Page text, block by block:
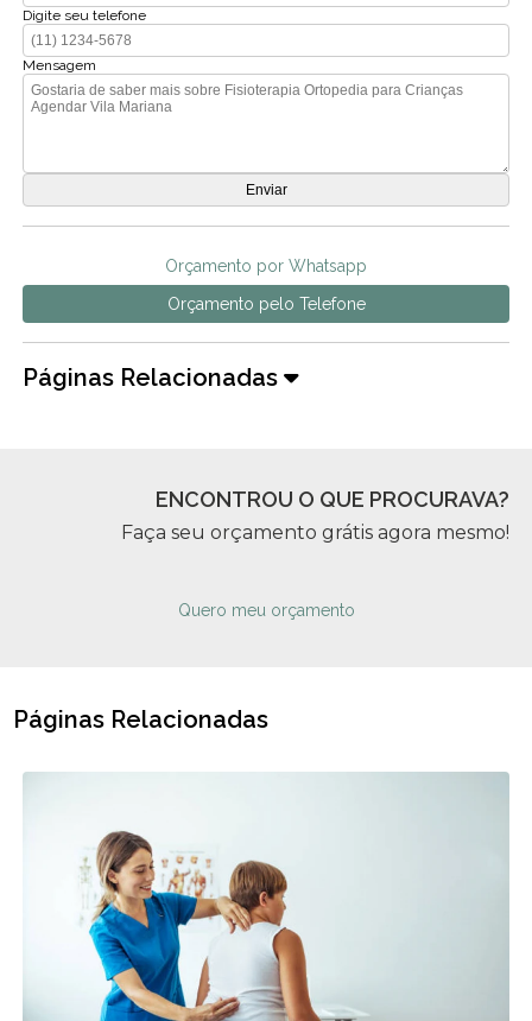
Digite seu telefone
Mensagem
Orçamento por Whatsapp
Orçamento pelo Telefone
Páginas Relacionadas
ENCONTROU O QUE PROCURAVA?
Faça seu orçamento grátis agora mesmo!
Quero meu orçamento
Páginas Relacionadas